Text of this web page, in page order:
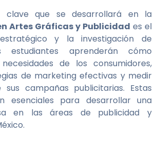
clave que se desarrollará en la
Artes Gráficas y Publicidad es el
y la investigación de
estudiantes aprenderán cómo
de los consumidores,
de marketing efectivas y medir
campañas publicitarias. Estas
esenciales para desarrollar una
en las áreas de publicidad y